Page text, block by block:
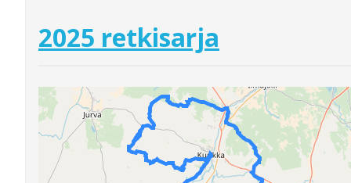
2025 retkisarja